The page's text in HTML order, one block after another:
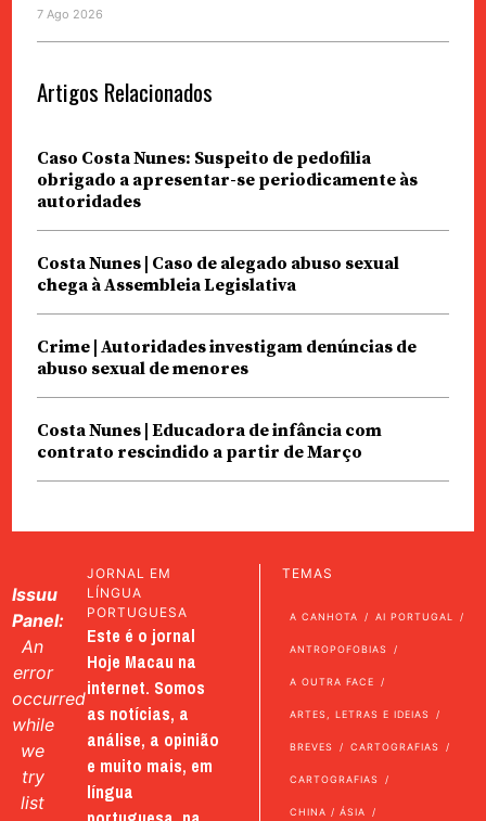
7 Ago 2026
Artigos Relacionados
Caso Costa Nunes: Suspeito de pedofilia
obrigado a apresentar-se periodicamente às
autoridades
Costa Nunes | Caso de alegado abuso sexual
chega à Assembleia Legislativa
Crime | Autoridades investigam denúncias de
abuso sexual de menores
Costa Nunes | Educadora de infância com
contrato rescindido a partir de Março
Issuu
Panel:
An
error
occurred
while
we
try
list
JORNAL EM
LÍNGUA
PORTUGUESA
Este é o jornal
Hoje Macau na
internet. Somos
as notícias, a
análise, a opinião
e muito mais, em
língua
TEMAS
A CANHOTA AI PORTUGAL
ANTROPOFOBIAS
A OUTRA FACE
ARTES, LETRAS E IDEIAS
BREVES CARTOGRAFIAS
CARTOGRAFIAS
CHINA / ÁSIA